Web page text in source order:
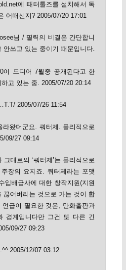
에 태터툴즈를 설치해서 독
어떠신지? 2005/07/20 17:01
님 / 필력의 비결은 간단합니
안쓰고 있는 중이기 때문입니다.
이 드디어 7월중 공개된다고 한
고 있는 중. 2005/07/20 20:14
2005/07/26 11:54
왔더군요. 쿼터제. 물리적으로
09/27 09:14
대로의 ‘쿼터제’는 물리적으로
장의 요지죠. 쿼터제라는 포맷
입배급사에 대한 창작지원(지원
끊어버리는 것으로 가는 것이 합
급이 필요한 것은, 만화출판과
경계입니다만 그건 또 다른 긴
09/27 09:23
2005/12/07 03:12